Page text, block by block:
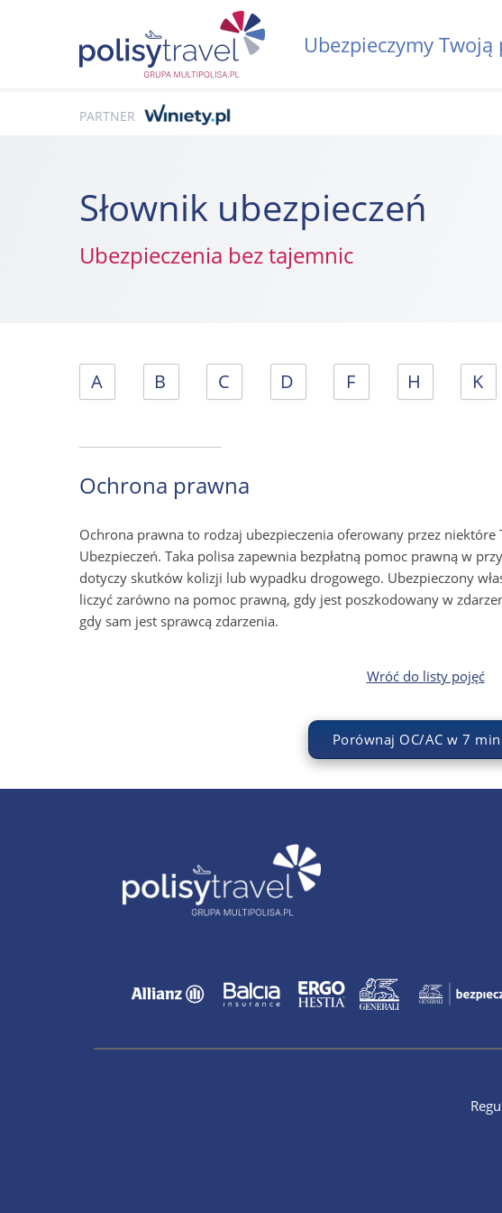
Ubezpieczymy
PARTNER
Słownik ubezpieczeń
Ubezpieczenia bez tajemnic
A B C D F H K
Ochrona prawna
Ochrona prawna to rodzaj ubezpieczenia oferowany przez niektóre
Ubezpieczeń. Taka polisa zapewnia bezpłatną pomoc prawną w
dotyczy skutków kolizji lub wypadku drogowego. Ubezpieczony
liczyć zarówno na pomoc prawną, gdy jest poszkodowany w
gdy sam jest sprawcą zdarzenia.
Wróć do listy pojęć
Porównaj OC/AC w 7